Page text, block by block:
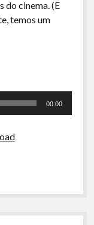
do cinema. (E
temos um
00:00